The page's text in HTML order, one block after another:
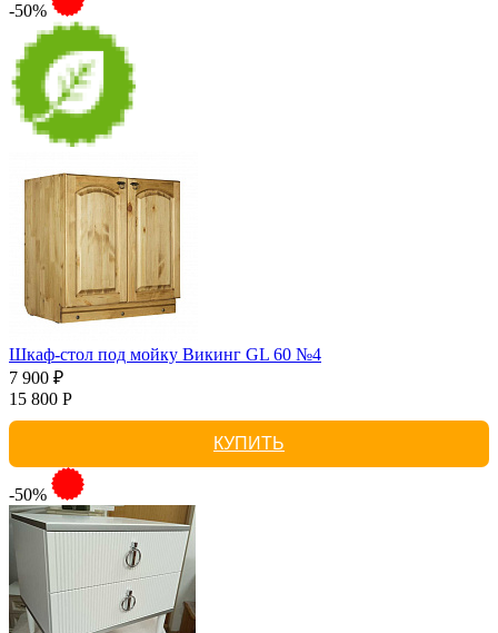
-50%
Шкаф-стол под мойку Викинг GL 60 №4
7 900 ₽
15 800 Р
КУПИТЬ
-50%